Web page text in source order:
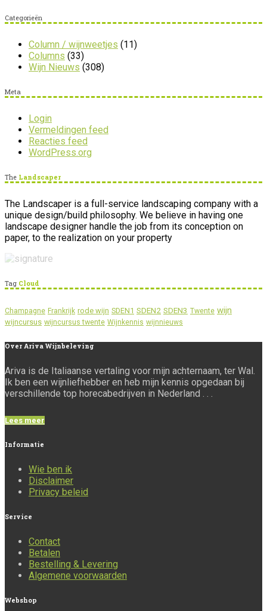
Categorieën
Column / wijnweetjes (11)
Columns (33)
Wijn Nieuws (308)
Meta
Login
Vermeldingen feed
Reacties feed
WordPress.org
The Landscaper
The Landscaper is a full-service landscaping company with a
unique design/build philosophy. We believe in having one
landscape designer handle the job from its conception on
paper, to the realization on your property
Tag Cloud
Champagne Frankrijk rode wijn SDEN1 SDEN2 SDEN3 Twente wijn
wijncursus wijncursus twente Wijnkennis wijnnieuws
Over Ariva Wijnbeleving
Ariva is de Italiaanse vertaling voor mijn achternaam, ter Wal.
Ik ben een wijnliefhebber en heb mijn kennis opgedaan bij
verschillende top horecabedrijven in Nederland . . .
Lees meer
Informatie
Wie ben ik
Disclaimer
Privacy beleid
Service
Contact
Betalen
Bestelling & Levering
Algemene voorwaarden
Webshop